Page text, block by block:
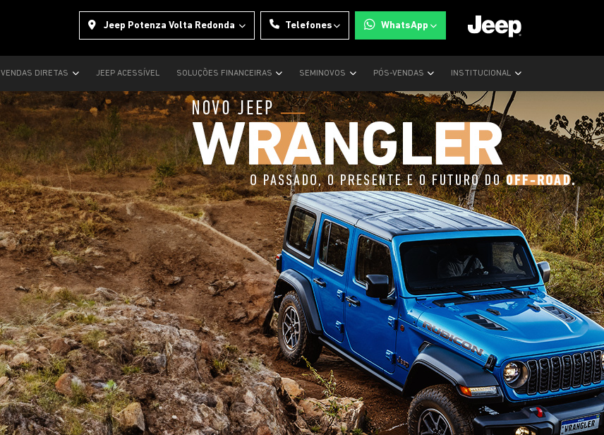
Jeep Potenza Volta Redonda Telefones WhatsApp
VENDAS DIRETAS JEEP ACESSÍVEL SOLUÇÕES FINANCEIRAS SEMINOVOS PÓS-VENDAS INSTITUCIONAL